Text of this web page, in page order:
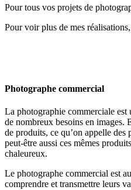
Pour tous vos projets de
Pour voir plus de mes réalisations,
Photographe commercial
La photographie commerciale
de nombreux besoins en images.
de produits, ce qu’on appelle
peut-être aussi ces mêmes
chaleureux.
Le photographe commercial est
comprendre et transmettre leurs